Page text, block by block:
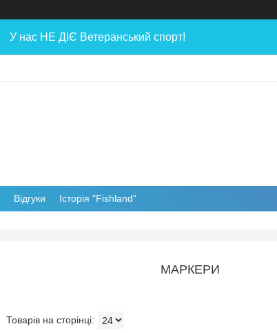
У нас НЕ ДІЄ Ветеранський спорт!
Відгуки Історія "Fishland"
МАРКЕРИ